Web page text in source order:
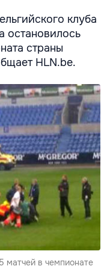
клуба
остановилось
страны
HLN.be.
матчей в чемпионате